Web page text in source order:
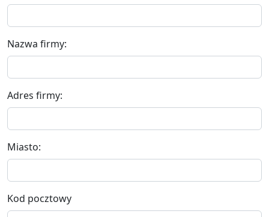
Nazwa firmy:
Adres firmy:
Miasto:
Kod pocztowy